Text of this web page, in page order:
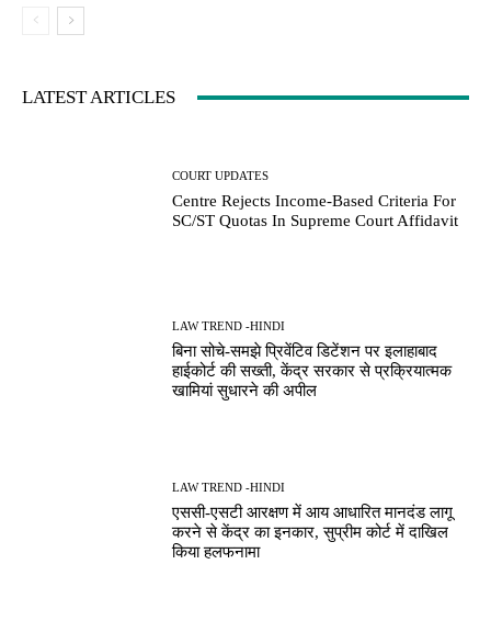
LATEST ARTICLES
COURT UPDATES
Centre Rejects Income-Based Criteria For
SC/ST Quotas In Supreme Court Affidavit
LAW TREND -HINDI
बिना सोचे-समझे प्रिवेंटिव डिटेंशन पर इलाहाबाद
हाईकोर्ट की सख्ती, केंद्र सरकार से प्रक्रियात्मक
खामियां सुधारने की अपील
LAW TREND -HINDI
एससी-एसटी आरक्षण में आय आधारित मानदंड लागू
करने से केंद्र का इनकार, सुप्रीम कोर्ट में दाखिल
किया हलफनामा